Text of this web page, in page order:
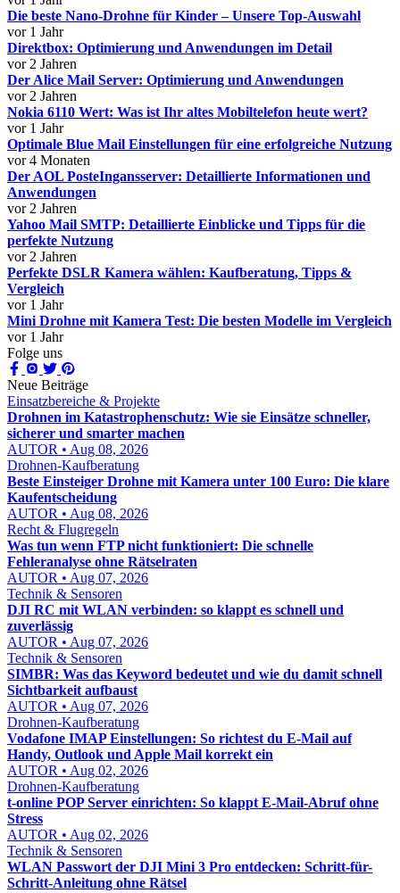
Die beste Nano-Drohne für Kinder – Unsere Top-Auswahl
vor 1 Jahr
Direktbox: Optimierung und Anwendungen im Detail
vor 2 Jahren
Der Alice Mail Server: Optimierung und Anwendungen
vor 2 Jahren
Nokia 6110 Wert: Was ist Ihr altes Mobiltelefon heute wert?
vor 1 Jahr
Optimale Blue Mail Einstellungen für eine erfolgreiche Nutzung
vor 4 Monaten
Der AOL PosteIngansserver: Detaillierte Informationen und
Anwendungen
vor 2 Jahren
Yahoo Mail SMTP: Detaillierte Einblicke und Tipps für die
perfekte Nutzung
vor 2 Jahren
Perfekte DSLR Kamera wählen: Kaufberatung, Tipps &
Vergleich
vor 1 Jahr
Mini Drohne mit Kamera Test: Die besten Modelle im Vergleich
vor 1 Jahr
Folge uns
Neue Beiträge
Einsatzbereiche & Projekte
Drohnen im Katastrophenschutz: Wie sie Einsätze schneller,
sicherer und smarter machen
AUTOR • Aug 08, 2026
Drohnen-Kaufberatung
Beste Einsteiger Drohne mit Kamera unter 100 Euro: Die klare
Kaufentscheidung
AUTOR • Aug 08, 2026
Recht & Flugregeln
Was tun wenn FTP nicht funktioniert: Die schnelle
Fehleranalyse ohne Rätselraten
AUTOR • Aug 07, 2026
Technik & Sensoren
DJI RC mit WLAN verbinden: so klappt es schnell und
zuverlässig
AUTOR • Aug 07, 2026
Technik & Sensoren
SIMBR: Was das Keyword bedeutet und wie du damit schnell
Sichtbarkeit aufbaust
AUTOR • Aug 07, 2026
Drohnen-Kaufberatung
Vodafone IMAP Einstellungen: So richtest du E-Mail auf
Handy, Outlook und Apple Mail korrekt ein
AUTOR • Aug 02, 2026
Drohnen-Kaufberatung
t-online POP Server einrichten: So klappt E-Mail-Abruf ohne
Stress
AUTOR • Aug 02, 2026
Technik & Sensoren
WLAN Passwort der DJI Mini 3 Pro entdecken: Schritt-für-
Schritt-Anleitung ohne Rätsel